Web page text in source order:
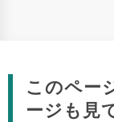
このペー
ージも見